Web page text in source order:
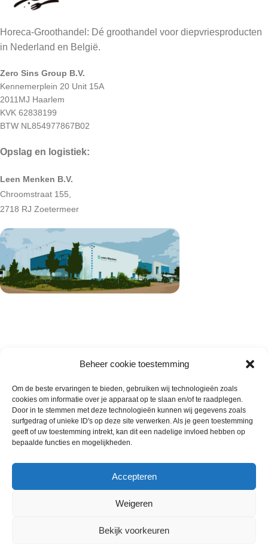
Beheer cookie toestemming
Om de beste ervaringen te bieden, gebruiken wij technologieën zoals
cookies om informatie over je apparaat op te slaan en/of te raadplegen.
Door in te stemmen met deze technologieën kunnen wij gegevens zoals
surfgedrag of unieke ID's op deze site verwerken. Als je geen toestemming
geeft of uw toestemming intrekt, kan dit een nadelige invloed hebben op
bepaalde functies en mogelijkheden.
Accepteren
Weigeren
Bekijk voorkeuren
Horeca-Groothandel: Dé groothandel voor diepvriesproducten
in Nederland en België.
Zero Sins Group B.V.
Kennemerplein 20 Unit 15A
2011MJ Haarlem
KVK 62838199
BTW NL854977867B02
Opslag en logistiek:
Leen Menken B.V.
Chroomstraat 155,
2718 RJ Zoetermeer
Wie zijn wij
Contact met onze inkoop
Klantenservice
Annuleer & Retourbeleid
Horeca-Groothandel
Wij gebruiken cookies om uw ervaring op onze